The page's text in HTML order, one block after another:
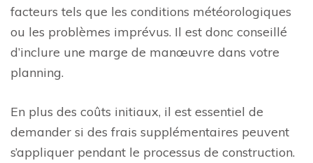
facteurs tels que les conditions météorologiques
ou les problèmes imprévus. Il est donc conseillé
d’inclure une marge de manœuvre dans votre
planning.
En plus des coûts initiaux, il est essentiel de
demander si des frais supplémentaires peuvent
s’appliquer pendant le processus de construction.